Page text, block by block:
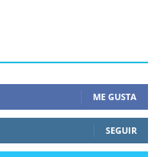
ME GUSTA
SEGUIR